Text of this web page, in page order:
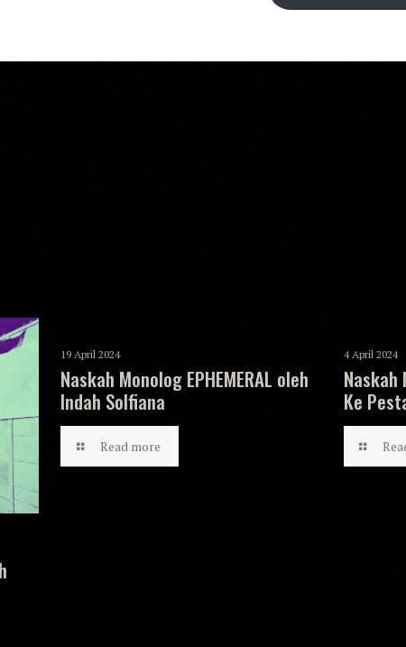
19 April 2024
Naskah Monolog EPHEMERAL oleh
Indah Solfiana
Read more
4 April 2024
Naskah
Ke